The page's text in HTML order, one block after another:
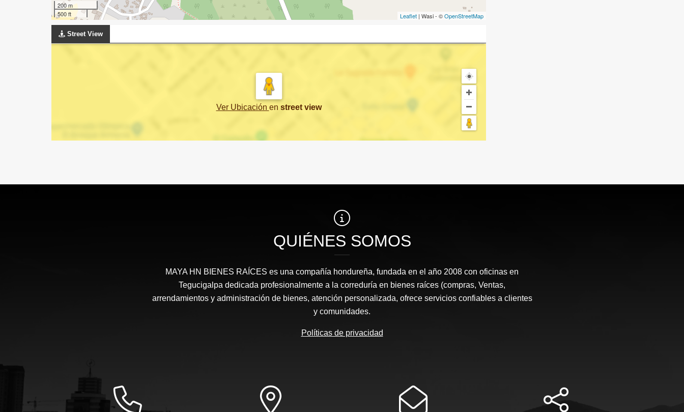
200 m
500 ft
Leaflet | Wasi - ©OpenStreetMap
Street View
Ver Ubicación en street view
QUIÉNES SOMOS
MAYA HN BIENES RAÍCES​ es una compañía hondureña, fundada en el año 2008 con oficinas en
Tegucigalpa dedicada profesionalmente a la correduría en bienes raíces (compras, Ventas,
arrendamientos y administración de bienes, atención personalizada, ofrece servicios confiables a clientes
y comunidades.
Políticas de privacidad